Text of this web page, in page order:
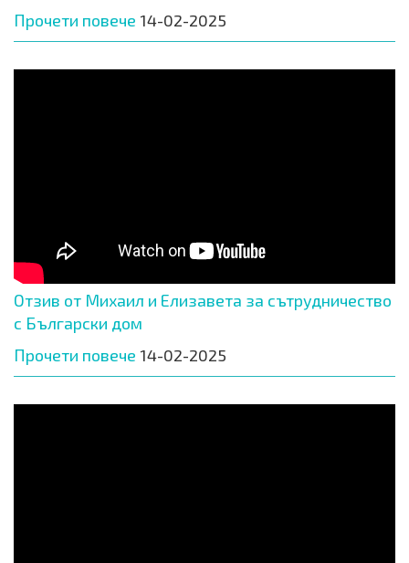
Прочети повече 14-02-2025
Отзив от Михаил и Елизавета за сътрудничество
с Български дом
Прочети повече 14-02-2025